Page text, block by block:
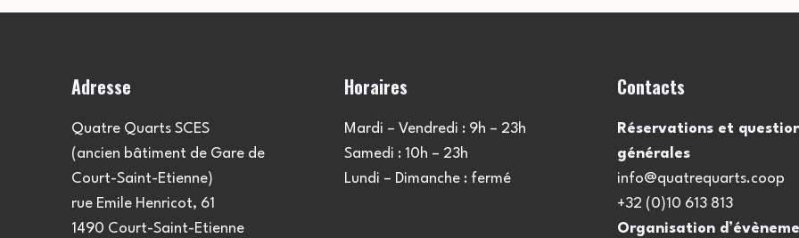
Adresse
Quatre Quarts SCES
(ancien bâtiment de Gare de
Court-Saint-Etienne)
rue Emile Henricot, 61
1490 Court-Saint-Etienne
Horaires
Mardi – Vendredi : 9h – 23h
Samedi : 10h – 23h
Lundi – Dimanche : fermé
Contacts
Réservations et
générales
info@quatrequarts.coop
+32 (0)10 613 813
Organisation